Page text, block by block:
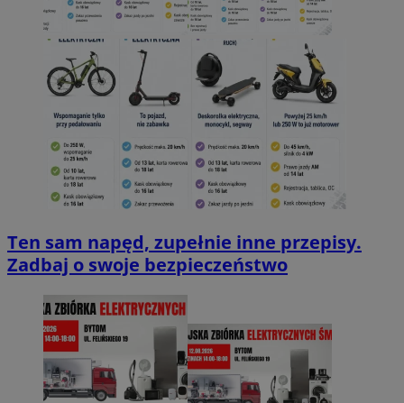
Ten sam napęd, zupełnie inne przepisy.
Zadbaj o swoje bezpieczeństwo